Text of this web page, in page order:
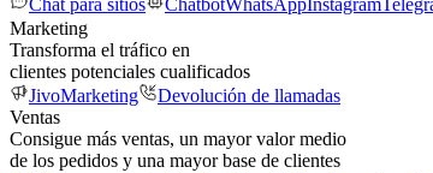
Chat para sitios
ChatbotWhatsAppInstagram
Marketing
Transforma el tráfico en
clientes potenciales cualificados
JivoMarketing
Devolución de llamadas
Ventas
Consigue más ventas, un mayor valor medio
de los pedidos y una mayor base de clientes